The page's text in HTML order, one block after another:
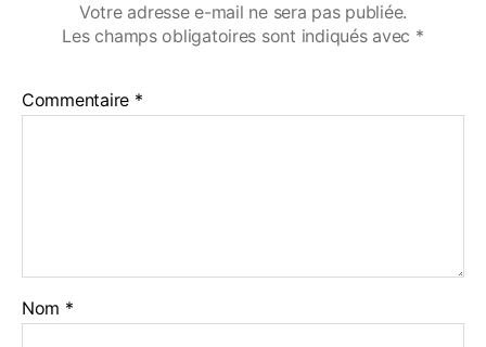
Votre adresse e-mail ne sera pas publiée.
Les champs obligatoires sont indiqués avec *
Commentaire *
Nom *